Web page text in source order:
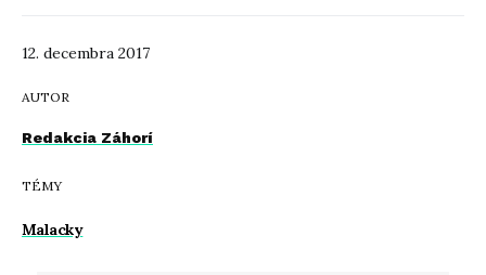
12. decembra 2017
AUTOR
Redakcia Záhorí
TÉMY
Malacky